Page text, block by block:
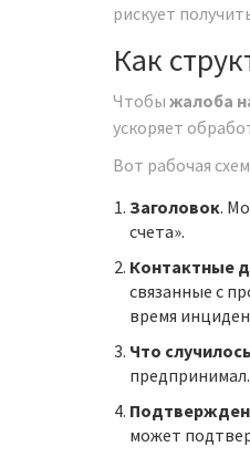
рискует
Как
Чтобы жалоба
ускоряет
Вот рабочая
Заголовок.
счета».
Контактные
связанные с
время
Что случилось
предпринимал.
может